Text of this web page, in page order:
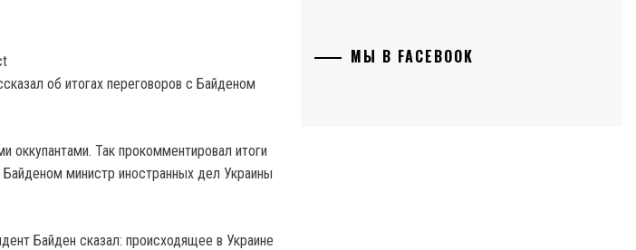
оккупантами. Так прокомментировал итоги
министр иностранных дел Украины
Байден сказал: происходящее в Украине
МЫ В FACEBOOK